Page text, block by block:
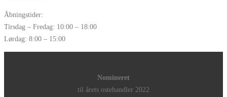
Åbningstider:
Tirsdag – Fredag: 10:00 – 18:00
Lørdag: 8:00 – 15:00
Nomineret
til årets ostehandler 2022